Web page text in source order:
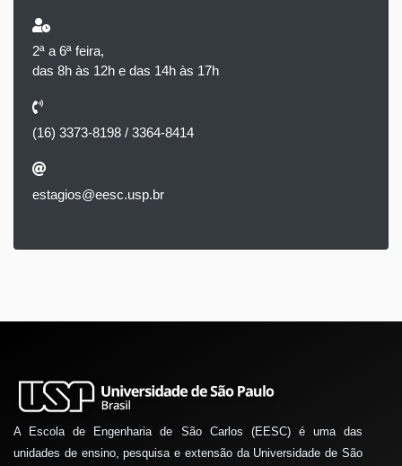
2ª a 6ª feira,
das 8h às 12h e das 14h às 17h
(16) 3373-8198 / 3364-8414
estagios@eesc.usp.br
A Escola de Engenharia de São Carlos (EESC) é uma das
unidades de ensino, pesquisa e extensão da Universidade de São